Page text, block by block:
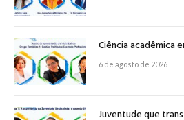
Ciência acadêmica
6 de agosto de 2026
Juventude que